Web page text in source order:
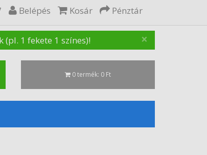
Belépés Kosár Pénztár
×
1 fekete 1 színes)!
0 termék: 0 Ft